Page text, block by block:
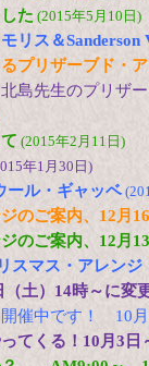
た (2015年5月10日)
リス＆Sanderson
プリザーブド・
島先生のプリザ
(2015年2月11日)
年1月30日)
ル・ギャッベ
のご案内、12月
のご案内、12月
スマス・アレン
（土）14時～に変
催中です！ 10月
てくる！10月3日